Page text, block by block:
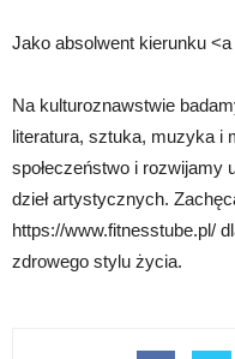
Jako absolwent kierunku
Na kulturoznawstwie
literatura, sztuka, muzyka i
społeczeństwo i rozwijamy
dzieł artystycznych.
https://www.fitnesstube.pl/
zdrowego stylu życia.